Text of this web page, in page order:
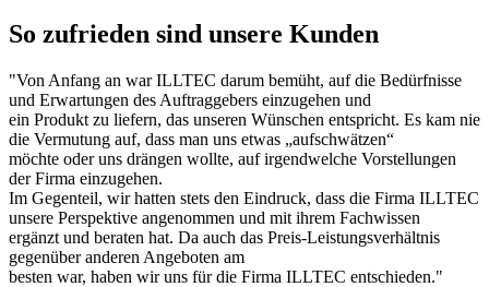
So zufrieden sind unsere Kunden
"Von Anfang an war ILLTEC darum bemüht, auf die Bedürfnisse
und Erwartungen des Auftraggebers einzugehen und
ein Produkt zu liefern, das unseren Wünschen entspricht. Es kam nie
die Vermutung auf, dass man uns etwas „aufschwätzen“
möchte oder uns drängen wollte, auf irgendwelche Vorstellungen
der Firma einzugehen.
Im Gegenteil, wir hatten stets den Eindruck, dass die Firma ILLTEC
unsere Perspektive angenommen und mit ihrem Fachwissen
ergänzt und beraten hat. Da auch das Preis-Leistungsverhältnis
gegenüber anderen Angeboten am
besten war, haben wir uns für die Firma ILLTEC entschieden."